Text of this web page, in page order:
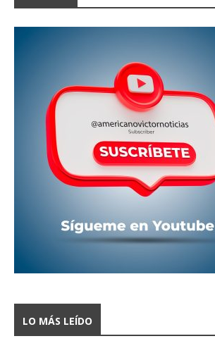
LO MÁS LEÍDO